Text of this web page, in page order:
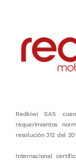
Redkiwi SAS
requerimientos
resolución 312 del
Internacional